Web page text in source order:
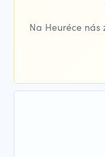
Na Heuréce